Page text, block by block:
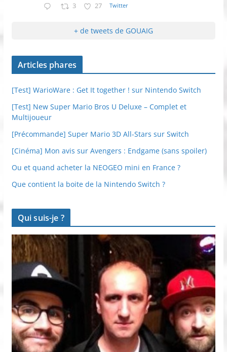
3 27 Twitter
+ de tweets de GOUAIG
Articles phares
[Test] WarioWare : Get It together ! sur Nintendo Switch
[Test] New Super Mario Bros U Deluxe – Complet et
Multijoueur
[Précommande] Super Mario 3D All-Stars sur Switch
[Cinéma] Mon avis sur Avengers : Endgame (sans spoiler)
Ou et quand acheter la NEOGEO mini en France ?
Que contient la boite de la Nintendo Switch ?
Qui suis-je ?